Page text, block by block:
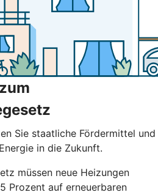
Sie staatliche Fördermittel und
in die Zukunft.
müssen neue Heizungen
Prozent auf erneuerbaren